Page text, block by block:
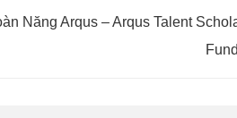
Năng Arqus – Arqus Talent